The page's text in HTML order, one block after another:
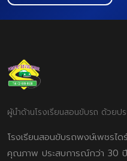
ผู้นำด้านโรงเรียนสอนขับรถ ด้วย
โรงเรียนสอนขับรถพงษ์เพชรไ
คุณภาพ ประสบการณ์กว่า 30